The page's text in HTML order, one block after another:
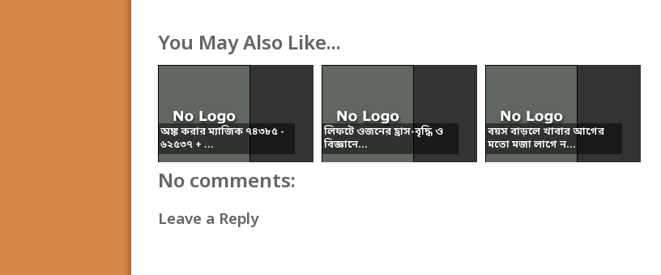
You May Also Like...
অঙ্ক করার ম্যাজিক ৭৪৩৮৫ -
৬২৫৩৭ + ...
লিফটে ওজনের হ্রাস-বৃদ্ধি ও
বিজ্ঞানে...
বয়স বাড়লে খাবার আগের
মতো মজা লাগে ন...
No comments:
Leave a Reply